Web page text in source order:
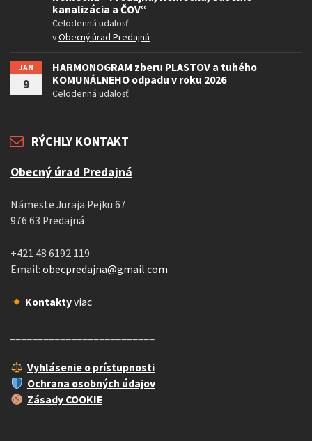
kanalizácia a ČOV“
Celodenná udalosť
vObecný úrad Predajná
JAN
9
HARMONOGRAM zberu PLASTOV a tuhého
KOMUNÁLNEHO odpadu v roku 2026
Celodenná udalosť
RÝCHLY KONTAKT
Obecný úrad Predajná
Námeste Juraja Pejku 67
976 63 Predajná
+421 48 6192 119
Email: obecpredajna@gmail.com
Kontaktyviac
Vyhlásenie o prístupnosti
Ochrana osobných údajov
Zásady COOKIE